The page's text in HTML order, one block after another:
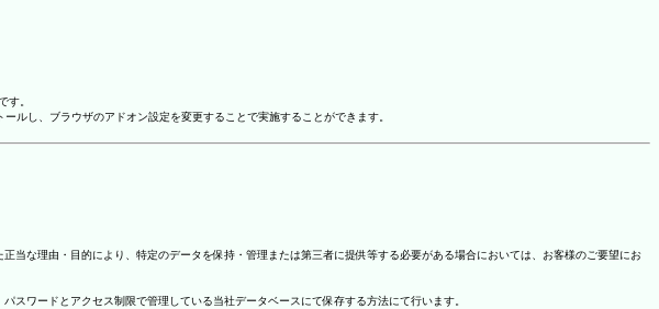
す。
ルし、ブラウザのアドオン設定を変更することで実施することができます。
な理由・目的により、特定のデータを保持・管理または第三者に提供等する必要がある場合においては、お客様のご要望にお
ワードとアクセス制限で管理している当社データベースにて保存する方法にて行います。